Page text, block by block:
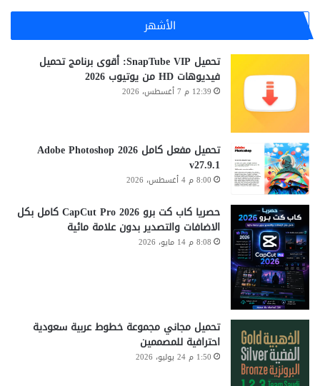
الأشهر
تحميل SnapTube VIP: أقوى برنامج تحميل
فيديوهات HD من يوتيوب 2026
12:39 م 7 أغسطس، 2026
تحميل مفعل كامل Adobe Photoshop 2026
v27.9.1
8:00 م 4 أغسطس، 2026
حصريا كاب كت برو CapCut Pro 2026 كامل بكل
الاضافات والتصدير بدون علامة مائية
8:08 م 14 مايو، 2026
تحميل مجاني مجموعة خطوط عربية سعودية
احترافية للمصممين
1:50 م 24 يوليو، 2026